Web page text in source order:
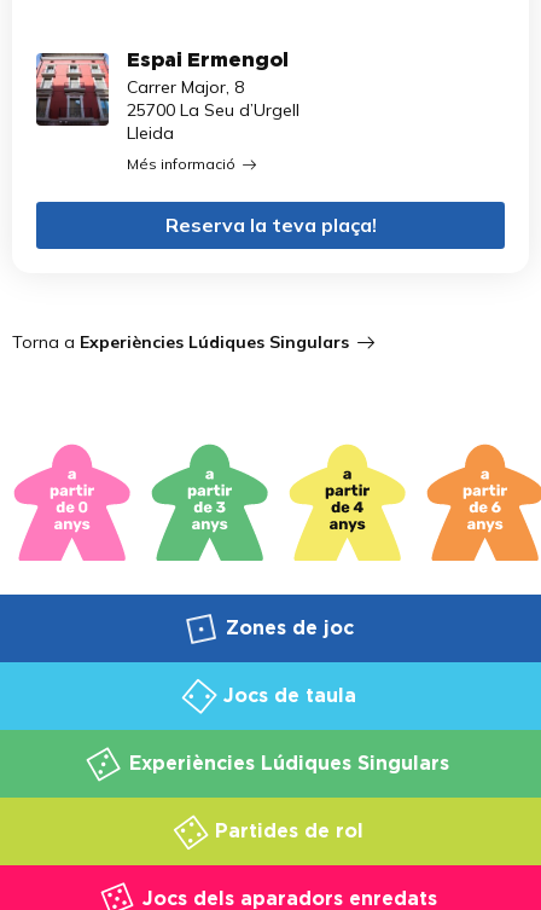
Espai Ermengol
Carrer Major, 8
25700 La Seu d’Urgell
Lleida
Més informació
Reserva la teva plaça!
Torna a Experiències Lúdiques Singulars
Zones de joc
Jocs de taula
Experiències Lúdiques Singulars
Partides de rol
Jocs dels aparadors enredats